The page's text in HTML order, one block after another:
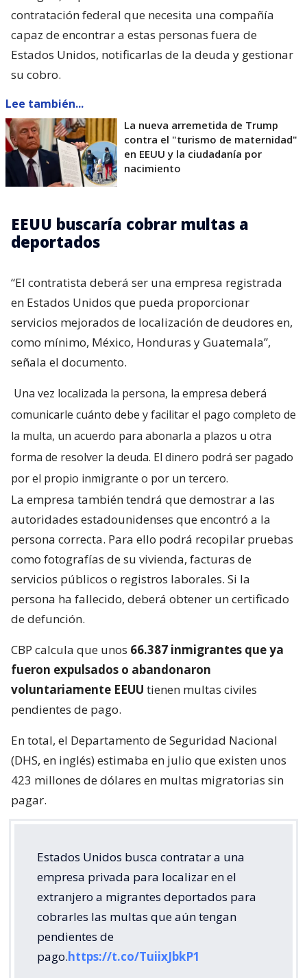
contratación federal que necesita una compañía
capaz de encontrar a estas personas fuera de
Estados Unidos, notificarlas de la deuda y gestionar
su cobro.
Lee también...
La nueva arremetida de Trump
contra el "turismo de maternidad"
en EEUU y la ciudadanía por
nacimiento
EEUU buscaría cobrar multas a
deportados
“El contratista deberá ser una empresa registrada
en Estados Unidos que pueda proporcionar
servicios mejorados de localización de deudores en,
como mínimo, México, Honduras y Guatemala”,
señala el documento.
Una vez localizada la persona, la empresa deberá
comunicarle cuánto debe y facilitar el pago completo de
la multa, un acuerdo para abonarla a plazos u otra
forma de resolver la deuda. El dinero podrá ser pagado
por el propio inmigrante o por un tercero.
La empresa también tendrá que demostrar a las
autoridades estadounidenses que encontró a la
persona correcta. Para ello podrá recopilar pruebas
como fotografías de su vivienda, facturas de
servicios públicos o registros laborales. Si la
persona ha fallecido, deberá obtener un certificado
de defunción.
CBP calcula que unos 66.387 inmigrantes que ya
fueron expulsados o abandonaron
voluntariamente EEUU tienen multas civiles
pendientes de pago.
En total, el Departamento de Seguridad Nacional
(DHS, en inglés) estimaba en julio que existen unos
423 millones de dólares en multas migratorias sin
pagar.
Estados Unidos busca contratar a una
empresa privada para localizar en el
extranjero a migrantes deportados para
cobrarles las multas que aún tengan
pendientes de
pago.https://t.co/TuiixJbkP1